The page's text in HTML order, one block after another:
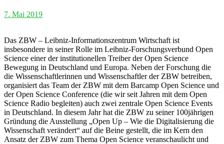
7. Mai 2019
Das ZBW – Leibniz-Informationszentrum Wirtschaft ist
insbesondere in seiner Rolle im Leibniz-Forschungsverbund Open
Science einer der institutionellen Treiber der Open Science
Bewegung in Deutschland und Europa. Neben der Forschung die
die Wissenschaftlerinnen und Wissenschaftler der ZBW betreiben,
organisiert das Team der ZBW mit dem Barcamp Open Science und
der Open Science Conference (die wir seit Jahren mit dem Open
Science Radio begleiten) auch zwei zentrale Open Science Events
in Deutschland. In diesem Jahr hat die ZBW zu seiner 100jährigen
Gründung die Ausstellung „Open Up – Wie die Digitalisierung die
Wissenschaft verändert“ auf die Beine gestellt, die im Kern den
Ansatz der ZBW zum Thema Open Science veranschaulicht und